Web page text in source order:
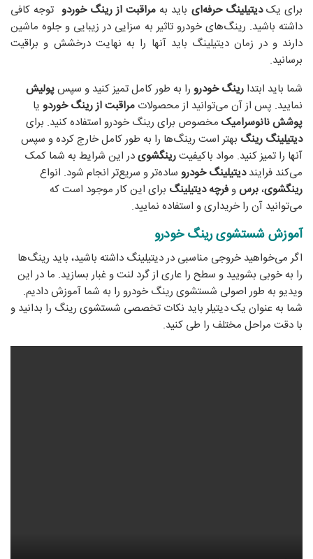
برای یکدیتیلینگ حرفه‌ای باید به مراقبت از رینگ خوردو توجه کافی
داشته باشید. رینگ‌های خودرو تاثیر به سزایی در زیبایی و جلوه ماشین
دارند و در زمان دیتیلینگ باید آنها را به نهایت درخشش و براقیت
برسانید.
شما باید ابتدا رینگ خودرو را به طور کامل تمیز کنید و سپسپولیش
نمایید. پس از آن می‌توانید از محصولات مراقبت از رینگ خوردو یا
پوششنانوسرامیک مخصوص برای رینگ خودرو استفاده کنید. برای
دیتیلینگ رینگ بهتر است رینگ‌ها را به طور کامل خارج کرده و سپس
آنها را تمیز کنید. مواد باکیفیترینگشویدر این شرایط به شما کمک
می‌کند فراینددیتیلینگ خودرو ساده‌تر و سریع‌تر انجام شود. انواع
رینگشوی،برس و فرچه دیتیلینگ برای این کار موجود است که
می‌توانید آن را خریداری و استفاده نمایید.
آموزش شستشوی رینگ خودرو
اگر می‌خواهید خروجی مناسبی در دیتیلینگ داشته باشید، باید رینگ‌ها
را به خوبی بشویید و سطح را عاری از گرد لنت و غبار بسازید. ما در این
ویدیو به طور اصولی شستشوی رینگ خودرو را به شما آموزش دادیم.
شما به عنوان یک دیتیلر باید نکات تخصصی شستشوی رینگ را بدانید و
با دقت مراحل مختلف را طی کنید.